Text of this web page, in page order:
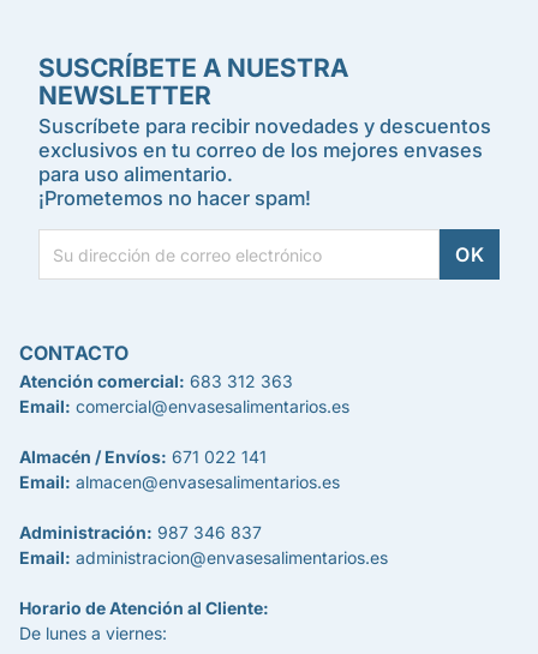
SUSCRÍBETE A NUESTRA
NEWSLETTER
Suscríbete para recibir novedades y descuentos
exclusivos en tu correo de los mejores envases
para uso alimentario.
¡Prometemos no hacer spam!
CONTACTO
Atención comercial: 683 312 363
Email: comercial@envasesalimentarios.es
Almacén / Envíos: 671 022 141
Email: almacen@envasesalimentarios.es
Administración: 987 346 837
Email: administracion@envasesalimentarios.es
Horario de Atención al Cliente:
De lunes a viernes: